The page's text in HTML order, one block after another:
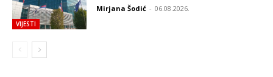
VIJESTI
Mirjana Šodić - 06.08.2026.